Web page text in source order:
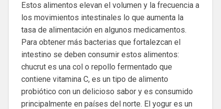
Estos alimentos elevan el volumen y la frecuencia a
los movimientos intestinales lo que aumenta la
tasa de alimentación en algunos medicamentos.
Para obtener más bacterias que fortalezcan el
intestino se deben consumir estos alimentos:
chucrut es una col o repollo fermentado que
contiene vitamina C, es un tipo de alimento
probiótico con un delicioso sabor y es consumido
principalmente en países del norte. El yogur es un